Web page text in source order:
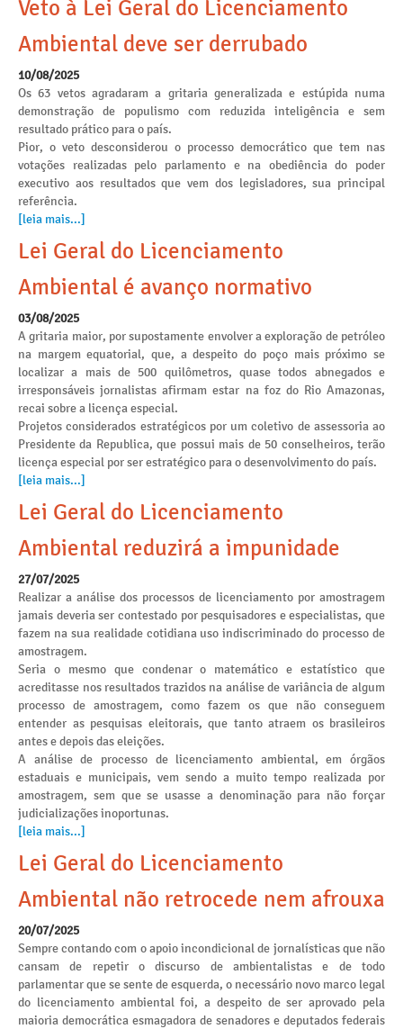
Veto à Lei Geral do Licenciamento
Ambiental deve ser derrubado
10/08/2025
Os 63 vetos agradaram a gritaria generalizada e estúpida numa
demonstração de populismo com reduzida inteligência e sem
resultado prático para o país.
Pior, o veto desconsiderou o processo democrático que tem nas
votações realizadas pelo parlamento e na obediência do poder
executivo aos resultados que vem dos legisladores, sua principal
referência.
[leia mais...]
Lei Geral do Licenciamento
Ambiental é avanço normativo
03/08/2025
A gritaria maior, por supostamente envolver a exploração de petróleo
na margem equatorial, que, a despeito do poço mais próximo se
localizar a mais de 500 quilômetros, quase todos abnegados e
irresponsáveis jornalistas afirmam estar na foz do Rio Amazonas,
recai sobre a licença especial.
Projetos considerados estratégicos por um coletivo de assessoria ao
Presidente da Republica, que possui mais de 50 conselheiros, terão
licença especial por ser estratégico para o desenvolvimento do país.
[leia mais...]
Lei Geral do Licenciamento
Ambiental reduzirá a impunidade
27/07/2025
Realizar a análise dos processos de licenciamento por amostragem
jamais deveria ser contestado por pesquisadores e especialistas, que
fazem na sua realidade cotidiana uso indiscriminado do processo de
amostragem.
Seria o mesmo que condenar o matemático e estatístico que
acreditasse nos resultados trazidos na análise de variância de algum
processo de amostragem, como fazem os que não conseguem
entender as pesquisas eleitorais, que tanto atraem os brasileiros
antes e depois das eleições.
A análise de processo de licenciamento ambiental, em órgãos
estaduais e municipais, vem sendo a muito tempo realizada por
amostragem, sem que se usasse a denominação para não forçar
judicializações inoportunas.
[leia mais...]
Lei Geral do Licenciamento
Ambiental não retrocede nem afrouxa
20/07/2025
Sempre contando com o apoio incondicional de jornalísticas que não
cansam de repetir o discurso de ambientalistas e de todo
parlamentar que se sente de esquerda, o necessário novo marco legal
do licenciamento ambiental foi, a despeito de ser aprovado pela
maioria democrática esmagadora de senadores e deputados federais